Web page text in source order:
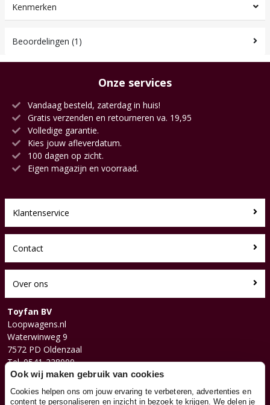
Kenmerken
Beoordelingen (1)
Onze services
Vandaag besteld, zaterdag in huis!
Gratis verzenden en retourneren va. 19,95
Volledige garantie.
Kies jouw afleverdatum.
100 dagen op zicht.
Eigen magazijn en voorraad.
Klantenservice
Contact
Over ons
Toyfan BV
Loopwagens.nl
Waterwinweg 9
7572 PD Oldenzaal
Tel. 0541-228000
Facebook
Instagram
Ook wij maken gebruik van cookies
Cookies helpen ons om jouw ervaring te verbeteren, advertenties en
content te personaliseren en inzicht in bezoek te krijgen. We delen je